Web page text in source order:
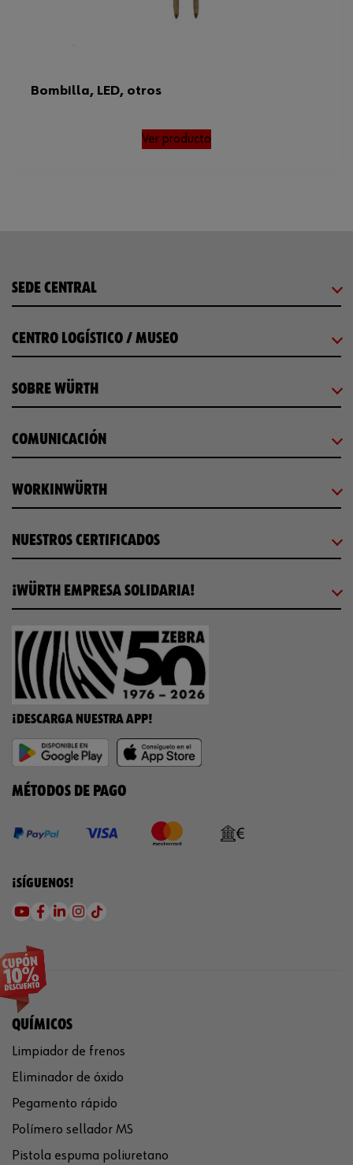
Bombilla, LED, otros
Ver producto
SEDE CENTRAL
CENTRO LOGÍSTICO / MUSEO
SOBRE WÜRTH
COMUNICACIÓN
WORKINWÜRTH
NUESTROS CERTIFICADOS
¡WÜRTH EMPRESA SOLIDARIA!
¡DESCARGA NUESTRA APP!
MÉTODOS DE PAGO
¡SÍGUENOS!
QUÍMICOS
Limpiador de frenos
Eliminador de óxido
Pegamento rápido
Polímero sellador MS
Pistola espuma poliuretano